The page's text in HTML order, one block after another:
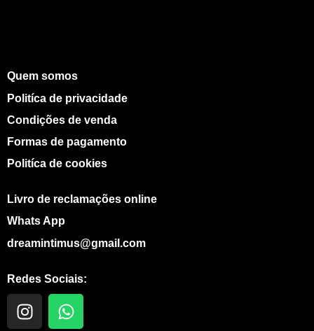
Quem somos
Politíca de privacidade
Condições de venda
Formas de pagamento
Politíca de cookies
Livro de reclamações online
Whats App
dreamintimus@gmail.com
Redes Sociais:
I
n
W
h